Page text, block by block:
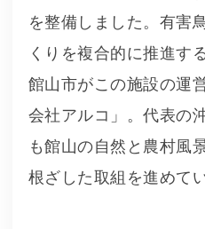
を整備しました。有害
くりを複合的に推進す
館山市がこの施設の運
会社アルコ」。代表の
も館山の自然と農村風
根ざした取組を進めて